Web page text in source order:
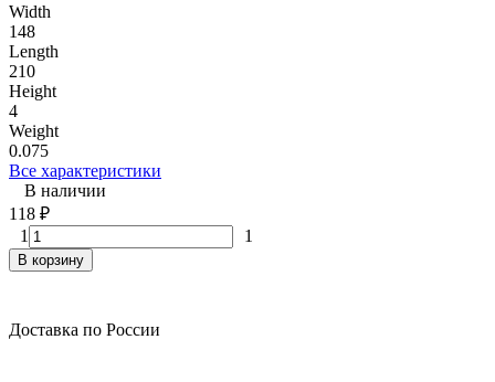
Width
148
Length
210
Height
4
Weight
0.075
Все характеристики
В наличии
118 ₽
1
1
В корзину
Доставка по России